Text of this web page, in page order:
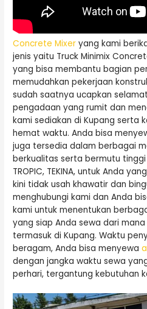
Concrete Mixer yang kami
jenis yaitu Truck Minimix
yang bisa membantu bagian
memudahkan pekerjaan
sudah saatnya ucapkan
pengadaan yang rumit dan
kami sediakan di Kupang serta
hemat waktu. Anda bisa
juga tersedia dalam berbagai
berkualitas serta bermutu tinggi
TROPIC, TEKINA, untuk Anda
kini tidak usah khawatir dan
menghubungi kami dan Anda
kami untuk menentukan
yang siap Anda sewa dari
termasuk di Kupang. Waktu
beragam, Anda bisa menyewa
dengan jangka waktu sewa
perhari, tergantung kebutuhan